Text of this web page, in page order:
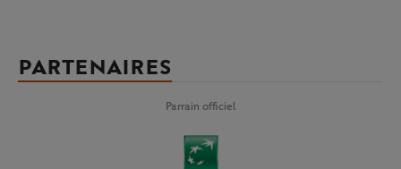
PARTENAIRES
Parrain officiel